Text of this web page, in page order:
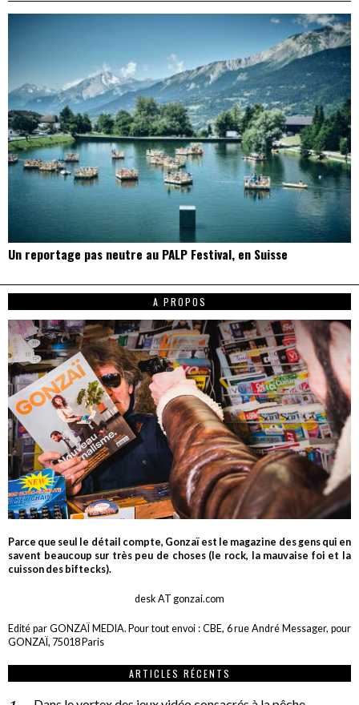
Un reportage pas neutre au PALP Festival, en Suisse
A PROPOS
Parce que seul le détail compte, Gonzaï est le magazine des gens qui en
savent beaucoup sur très peu de choses (le rock, la mauvaise foi et la
cuisson des biftecks).
desk AT gonzai.com
Edité par GONZAÏ MEDIA. Pour tout envoi : CBE, 6 rue André Messager, pour
GONZAÏ, 75018 Paris
ARTICLES RÉCENTS